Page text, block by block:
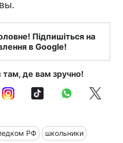
Підпишіться на
в Google!
де вам зручно!
РФ школьники